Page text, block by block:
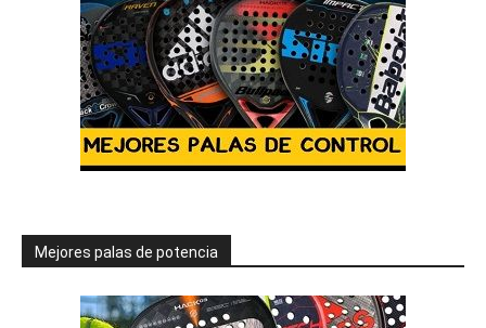
Mejores palas de potencia